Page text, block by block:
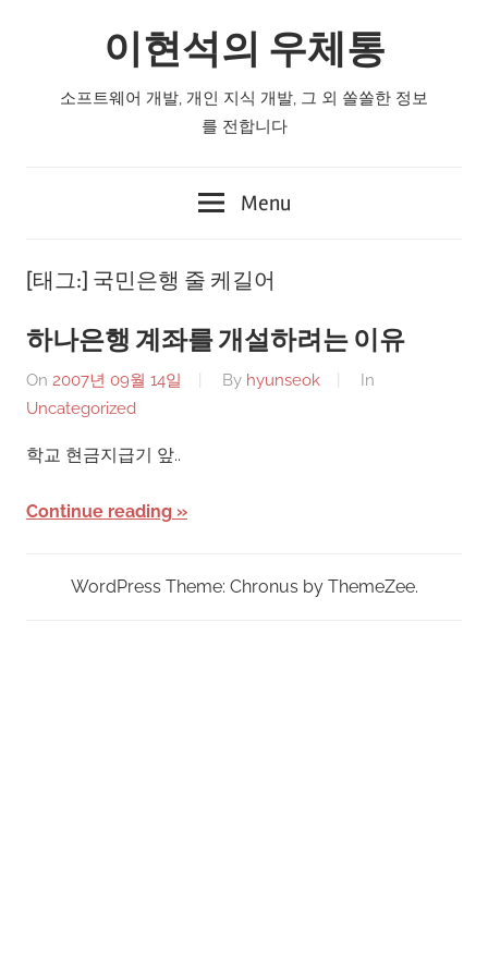
이현석의 우체통
소프트웨어 개발, 개인 지식 개발, 그 외 쏠쏠한 정보
를 전합니다
Menu
[태그:] 국민은행 줄 케길어
하나은행 계좌를 개설하려는 이유
On 2007년 09월 14일 By hyunseok
In
Uncategorized
학교 현금지급기 앞..
Continue reading
WordPress Theme: Chronus by ThemeZee.